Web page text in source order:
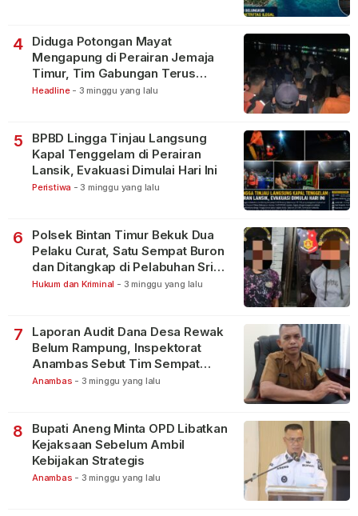
4
Diduga Potongan Mayat
Mengapung di Perairan Jemaja
Timur, Tim Gabungan Terus
Lakukan Pencarian
Headline - 3 minggu yang lalu
5
BPBD Lingga Tinjau Langsung
Kapal Tenggelam di Perairan
Lansik, Evakuasi Dimulai Hari Ini
Peristiwa - 3 minggu yang lalu
6
Polsek Bintan Timur Bekuk Dua
Pelaku Curat, Satu Sempat Buron
dan Ditangkap di Pelabuhan Sri
Bintan Pura
Hukum dan Kriminal - 3 minggu yang lalu
7
Laporan Audit Dana Desa Rewak
Belum Rampung, Inspektorat
Anambas Sebut Tim Sempat
Terbagi Tangani Kasus Lain
Anambas - 3 minggu yang lalu
8
Bupati Aneng Minta OPD Libatkan
Kejaksaan Sebelum Ambil
Kebijakan Strategis
Anambas - 3 minggu yang lalu